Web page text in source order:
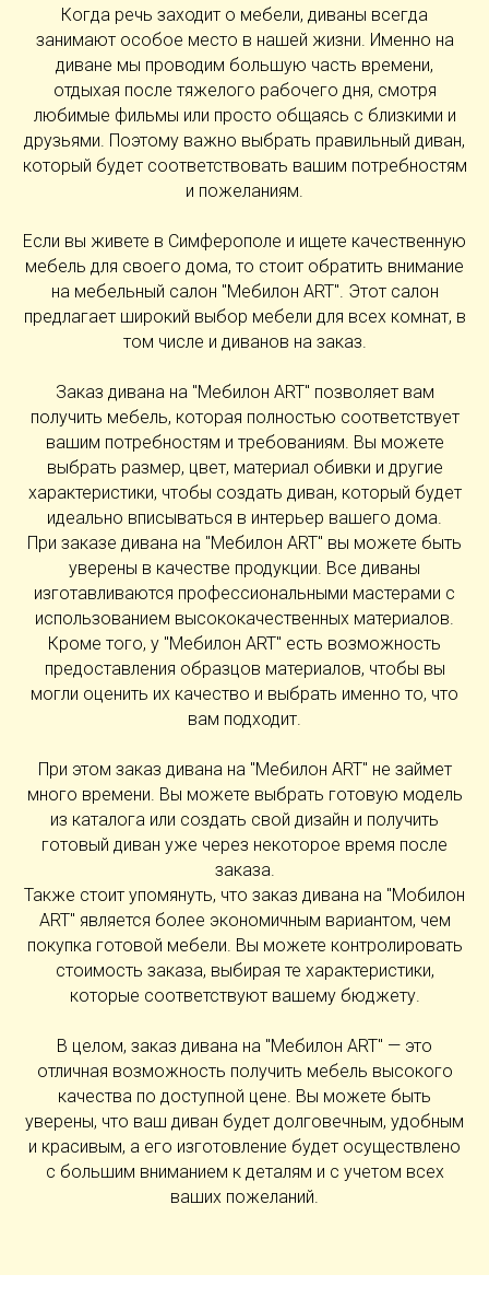
Когда речь заходит о мебели, диваны всегда
занимают особое место в нашей жизни. Именно на
диване мы проводим большую часть времени,
отдыхая после тяжелого рабочего дня, смотря
любимые фильмы или просто общаясь с близкими и
друзьями. Поэтому важно выбрать правильный диван,
который будет соответствовать вашим потребностям
и пожеланиям.
Если вы живете в Симферополе и ищете качественную
мебель для своего дома, то стоит обратить внимание
на мебельный салон "Мебилон ART". Этот салон
предлагает широкий выбор мебели для всех комнат, в
том числе и диванов на заказ.
Заказ дивана на "Мебилон ART" позволяет вам
получить мебель, которая полностью соответствует
вашим потребностям и требованиям. Вы можете
выбрать размер, цвет, материал обивки и другие
характеристики, чтобы создать диван, который будет
идеально вписываться в интерьер вашего дома.
При заказе дивана на "Мебилон ART" вы можете быть
уверены в качестве продукции. Все диваны
изготавливаются профессиональными мастерами с
использованием высококачественных материалов.
Кроме того, у "Мебилон ART" есть возможность
предоставления образцов материалов, чтобы вы
могли оценить их качество и выбрать именно то, что
вам подходит.
При этом заказ дивана на "Мебилон ART" не займет
много времени. Вы можете выбрать готовую модель
из каталога или создать свой дизайн и получить
готовый диван уже через некоторое время после
заказа.
Также стоит упомянуть, что заказ дивана на "Мобилон
ART" является более экономичным вариантом, чем
покупка готовой мебели. Вы можете контролировать
стоимость заказа, выбирая те характеристики,
которые соответствуют вашему бюджету.
В целом, заказ дивана на "Мебилон ART" — это
отличная возможность получить мебель высокого
качества по доступной цене. Вы можете быть
уверены, что ваш диван будет долговечным, удобным
и красивым, а его изготовление будет осуществлено
с большим вниманием к деталям и с учетом всех
ваших пожеланий.